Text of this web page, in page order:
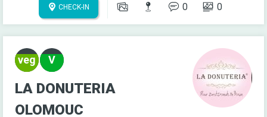
CHECK-IN 0 0
LA DONUTERIA
OLOMOUC